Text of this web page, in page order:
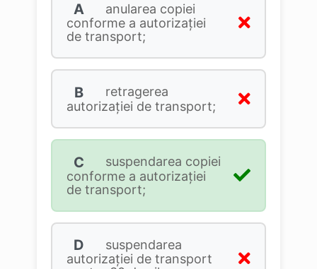
A
anularea copiei
conforme a autorizaţiei
de transport;
B
retragerea
autorizaţiei de transport;
C
suspendarea copiei
conforme a autorizaţiei
de transport;
D
suspendarea
autorizaţiei de transport